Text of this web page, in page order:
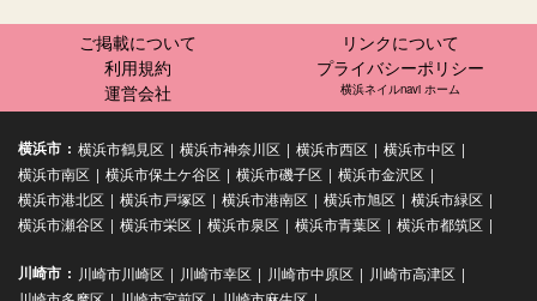
ご掲載について
リンクについて
利用規約
プライバシーポリシー
運営会社
横浜ネイルnavi ホーム
横浜市 横浜市鶴見区 横浜市神奈川区 横浜市西区
横浜市中区
横浜市南区
横浜市保土ケ谷区 横浜市磯子区
横浜市金沢区
横浜市港北区
横浜市戸塚区 横浜市港南区 横浜市旭区
横浜市緑区
横浜市瀬谷区
横浜市栄区 横浜市泉区 横浜市青葉区 横浜市都筑区
川崎市 川崎市川崎区 川崎市幸区 川崎市中原区
川崎市高津区